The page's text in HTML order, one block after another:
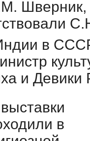
Шверник,
в
и Девики
в